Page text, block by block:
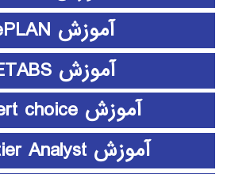
آموزش ePLAN
آموزش ETABS
آموزش expert choice
آموزش Frontier Analyst